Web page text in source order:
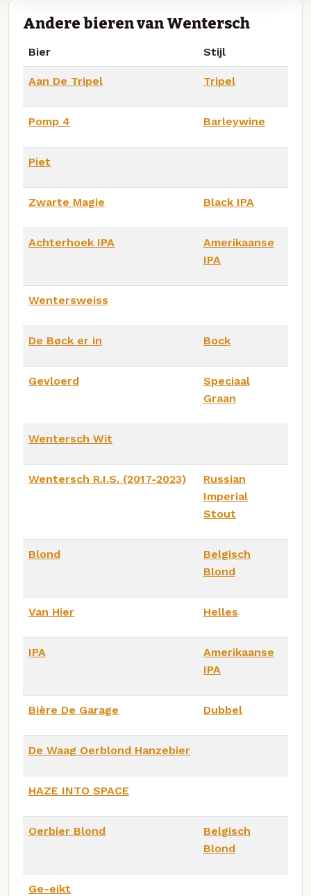
Andere bieren van Wentersch
Bier Stijl
Aan De Tripel Tripel
Pomp 4 Barleywine
Piet
Zwarte Magie Black IPA
Achterhoek IPA
Amerikaanse
IPA
Wentersweiss
De Bøck er in Bock
Gevloerd
Speciaal
Graan
Wentersch Wit
Wentersch R.I.S. (2017-2023)
Russian
Imperial
Stout
Blond
Belgisch
Blond
Van Hier Helles
IPA
Amerikaanse
IPA
Bière De Garage Dubbel
De Waag Oerblond Hanzebier
HAZE INTO SPACE
Oerbier Blond
Belgisch
Blond
Ge-eikt